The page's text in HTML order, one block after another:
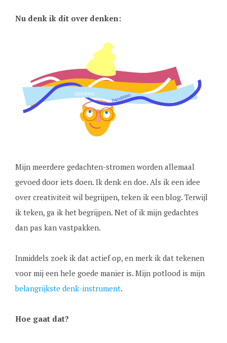
Nu denk ik dit over denken:
Mijn meerdere gedachten-stromen worden allemaal
gevoed door iets doen. Ik denk en doe. Als ik een idee
over creativiteit wil begrijpen, teken ik een blog. Terwijl
ik teken, ga ik het begrijpen. Net of ik mijn gedachtes
dan pas kan vastpakken.
Inmiddels zoek ik dat actief op, en merk ik dat tekenen
voor mij een hele goede manier is. Mijn potlood is mijn
belangrijkste denk-instrument.
Hoe gaat dat?